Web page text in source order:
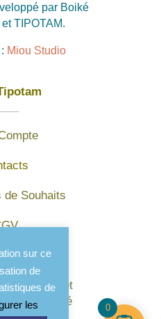
par Boiké
TIPOTAM.
Miou Studio
de Souhaits
légales
données et
sur ce
de
de
les 0